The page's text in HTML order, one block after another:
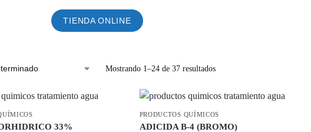
TIENDA ONLINE
Mostrando 1–24 de 37 resultados
33%
PRODUCTOS QUÍMICOS
ADICIDA B-4 (BROMO)